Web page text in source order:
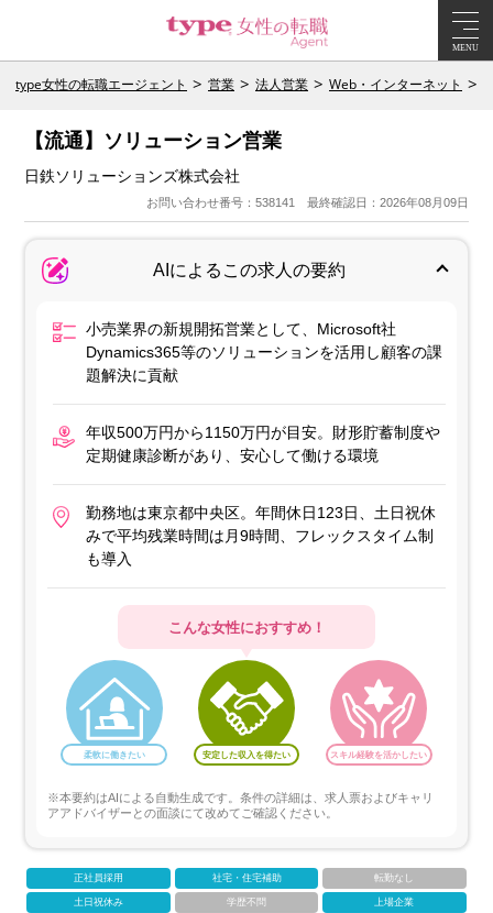
MENU
type女性の転職エージェント 営業 法人営業 Web・インターネット
【流通】ソリューション営業
日鉄ソリューションズ株式会社
お問い合わせ番号：538141 最終確認日：2026年08月09日
AIによるこの求人の要約
小売業界の新規開拓営業として、Microsoft社
Dynamics365等のソリューションを活用し顧客の課
題解決に貢献
年収500万円から1150万円が目安。財形貯蓄制度や
定期健康診断があり、安心して働ける環境
勤務地は東京都中央区。年間休日123日、土日祝休
みで平均残業時間は月9時間、フレックスタイム制
も導入
こんな女性におすすめ！
柔軟に働きたい 安定した収入を得たい スキル経験を活かしたい
※本要約はAIによる自動生成です。条件の詳細は、求人票およびキャリ
アアドバイザーとの面談にて改めてご確認ください。
正社員採用 社宅・住宅補助 転勤なし
土日祝休み 学歴不問 上場企業